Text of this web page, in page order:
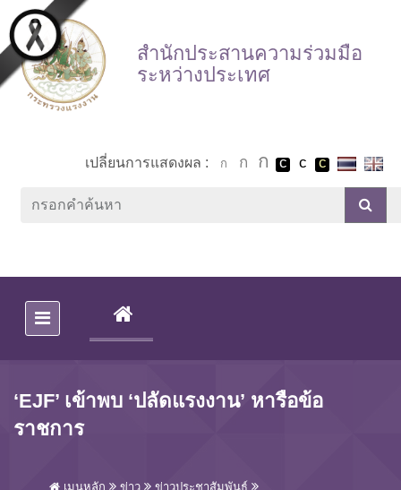
Skip to main content
สำนักประสานความร่วมมือ
ระหว่างประเทศ
เปลี่ยนการแสดงผล :
(CURRENT)
‘EJF’ เข้าพบ ‘ปลัดแรงงาน’ หารือข้อ
ราชการ
เมนูหลัก ข่าว ข่าวประชาสัมพันธ์